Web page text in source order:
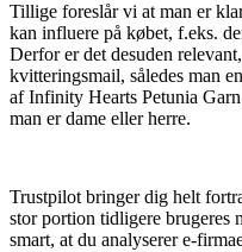
Tillige foreslår vi at man er
kan influere på købet, f.eks.
Derfor er det desuden
kvitteringsmail, således man
af Infinity Hearts Petunia
man er dame eller herre.
Trustpilot bringer dig helt
stor portion tidligere brugeres
smart, at du analyserer e-